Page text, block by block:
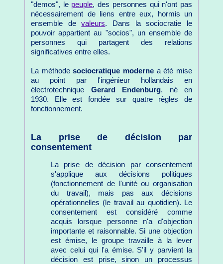
"demos", le peuple, des personnes qui n'ont pas
nécessairement de liens entre eux, hormis un
ensemble devaleurs. Dans la sociocratie le
pouvoir appartient au "socios", un ensemble de
personnes qui partagent des relations
significatives entre elles.
La méthodesociocratique moderne a été mise
au point par l'ingénieur hollandais en
électrotechnique Gerard Endenburg, né en
1930. Elle est fondée sur quatre règles de
fonctionnement.
La prise de décision par
consentement
La prise de décision par consentement
s'applique aux décisions politiques
(fonctionnement de l'unité ou organisation
du travail), mais pas aux décisions
opérationnelles (le travail au quotidien). Le
consentement est considéré comme
acquis lorsque personne n'a d'objection
importante et raisonnable. Si une objection
est émise, le groupe travaille à la lever
avec celui qui l'a émise. S'il y parvient la
décision est prise, sinon un processus